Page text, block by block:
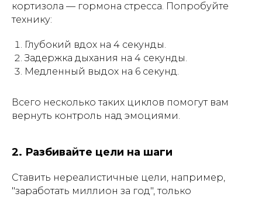
кортизола — гормона стресса. Попробуйте
технику:
Глубокий вдох на 4 секунды.
Задержка дыхания на 4 секунды.
Медленный выдох на 6 секунд.
Всего несколько таких циклов помогут вам
вернуть контроль над эмоциями.
2. Разбивайте цели на шаги
Ставить нереалистичные цели, например,
"заработать миллион за год", только